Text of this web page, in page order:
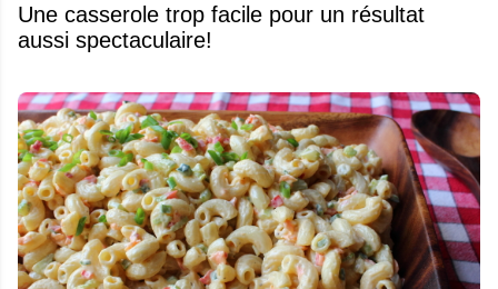
Une casserole trop facile pour un résultat
aussi spectaculaire!